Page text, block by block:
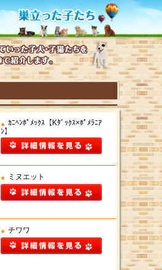
ｶﾆﾍﾝﾎﾟﾒｯｸｽ【Kﾀﾞｯｸｽ×ﾎﾟﾒﾗﾆｱ
ﾝ】
ミヌエット
チワワ